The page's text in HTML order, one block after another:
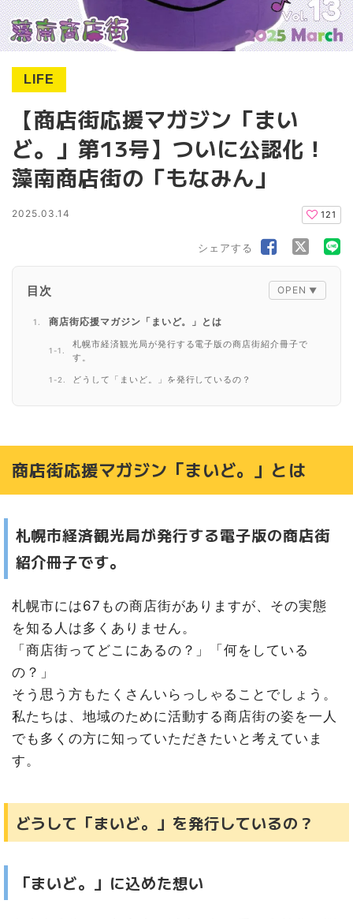
LIFE
【商店街応援マガジン「まい
ど。」第13号】ついに公認化！
藻南商店街の「もなみん」
2025.03.14 121
シェアする
目次
商店街応援マガジン「まいど。」とは
札幌市経済観光局が発行する電子版の商店街紹介冊子で
す。
どうして「まいど。」を発行しているの？
１０年の時を経て、ついに公認化
思わず口ずさみたくなる！もなみんテーマソングついに完
商店街応援マガジン「まいど。」とは
札幌市経済観光局が発行する電子版の商店街
紹介冊子です。
札幌市には67もの商店街がありますが、その実態
を知る人は多くありません。
「商店街ってどこにあるの？」「何をしている
の？」
そう思う方もたくさんいらっしゃることでしょう。
私たちは、地域のために活動する商店街の姿を一人
でも多くの方に知っていただきたいと考えていま
す。
どうして「まいど。」を発行しているの？
「まいど。」に込めた想い